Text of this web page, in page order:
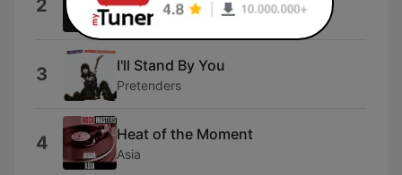
2 Marillion
3 I'll Stand By You
Pretenders
4 Heat of the Moment
Asia